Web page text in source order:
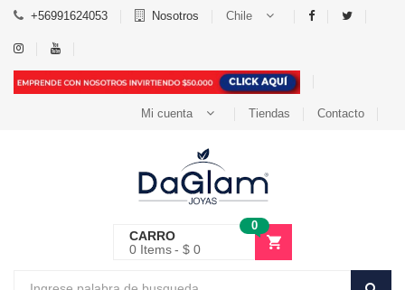
+56991624053 Nosotros Chile
Mi cuenta Tiendas Contacto
CARRO
0
0 Items $ 0